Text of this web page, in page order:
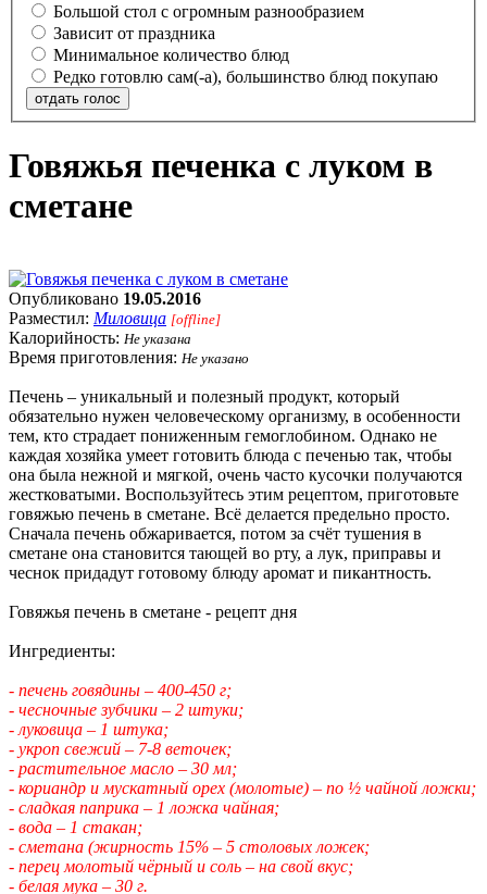
Большой стол с огромным разнообразием
Зависит от праздника
Минимальное количество блюд
Редко готовлю сам(-а), большинство блюд покупаю
отдать голос
Говяжья печенка с луком в
сметане
Опубликовано 19.05.2016
Разместил: Миловица [offline]
Калорийность: Не указана
Время приготовления: Не указано
Печень – уникальный и полезный продукт, который
обязательно нужен человеческому организму, в особенности
тем, кто страдает пониженным гемоглобином. Однако не
каждая хозяйка умеет готовить блюда с печенью так, чтобы
она была нежной и мягкой, очень часто кусочки получаются
жестковатыми. Воспользуйтесь этим рецептом, приготовьте
говяжью печень в сметане. Всё делается предельно просто.
Сначала печень обжаривается, потом за счёт тушения в
сметане она становится тающей во рту, а лук, приправы и
чеснок придадут готовому блюду аромат и пикантность.
Говяжья печень в сметане - рецепт дня
Ингредиенты:
- печень говядины – 400-450 г;
- чесночные зубчики – 2 штуки;
- луковица – 1 штука;
- укроп свежий – 7-8 веточек;
- растительное масло – 30 мл;
- кориандр и мускатный орех (молотые) – по ½ чайной ложки;
- сладкая паприка – 1 ложка чайная;
- вода – 1 стакан;
- сметана (жирность 15% – 5 столовых ложек;
- перец молотый чёрный и соль – на свой вкус;
- белая мука – 30 г.